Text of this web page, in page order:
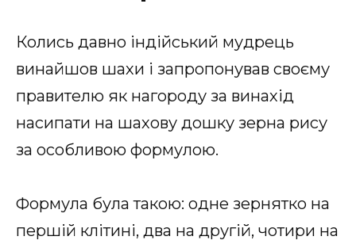
Колись давно індійський мудрець
винайшов шахи і запропонував своєму
правителю як нагороду за винахід
насипати на шахову дошку зерна рису
за особливою формулою.
Формула була такою: одне зернятко на
першій клітині, два на другій, чотири на